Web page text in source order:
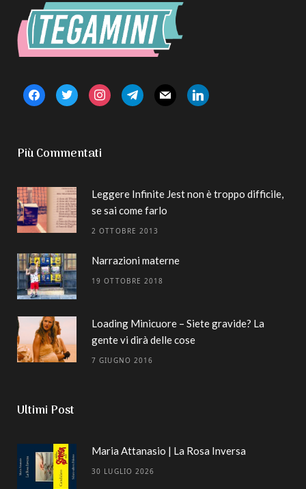
facebooktwitter instagramtelegrammail linkedin
Più Commentati
Leggere Infinite Jest non è troppo difficile,
se sai come farlo
2 OTTOBRE 2013
Narrazioni materne
19 OTTOBRE 2018
Loading Minicuore – Siete gravide? La
gente vi dirà delle cose
7 GIUGNO 2016
Ultimi Post
Maria Attanasio | La Rosa Inversa
30 LUGLIO 2026